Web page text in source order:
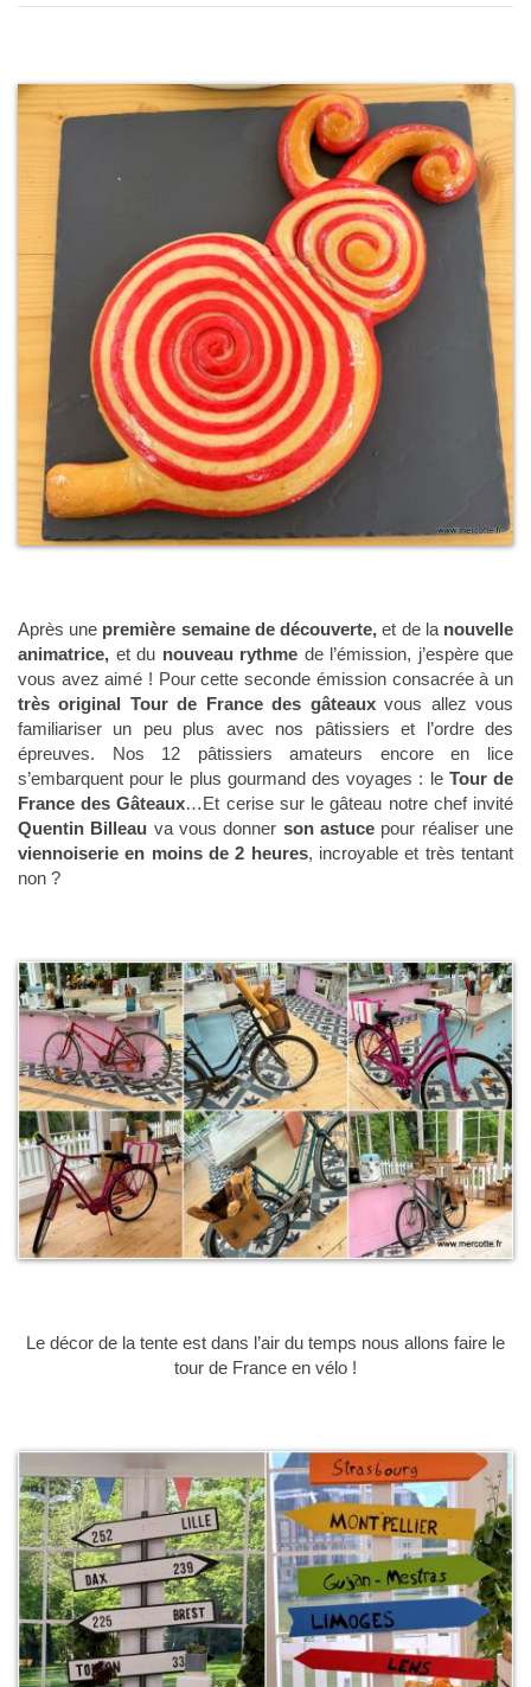
Après une première semaine de découverte, et de la nouvelle
animatrice, et du nouveau rythme de l’émission, j’espère que
vous avez aimé ! Pour cette seconde émission consacrée à un
très original Tour de France des gâteauxvous allez vous
familiariser un peu plus avec nos pâtissiers et l’ordre des
épreuves. Nos 12 pâtissiers amateurs encore en lice
s’embarquent pour le plus gourmand des voyages : le Tour de
France des Gâteaux…Et cerise sur le gâteau notre chef invité
Quentin Billeau va vous donner son astuce pour réaliser une
viennoiserie en moins de 2 heures, incroyable et très tentant
non ?
Le décor de la tente est dans l’air du temps nous allons faire le
tour de France en vélo !